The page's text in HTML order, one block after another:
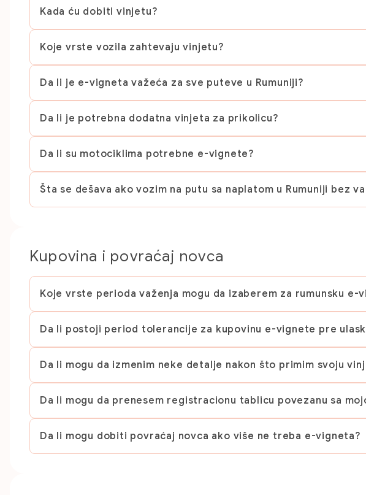
Kada ću dobiti vinjetu?
Koje vrste vozila zahtevaju vinjetu?
Da li je e-vigneta važeća za sve puteve u Rumuniji?
Da li je potrebna dodatna vinjeta za prikolicu?
Da li su motociklima potrebne e-vignete?
Šta se dešava ako vozim na putu sa naplatom u Rumuniji bez
Kupovina i povraćaj novca
Koje vrste perioda važenja mogu da izaberem za rumunsku e-
Da li postoji period tolerancije za kupovinu e-vignete pre
Da li mogu da izmenim neke detalje nakon što primim svoju
Da li mogu da prenesem registracionu tablicu povezanu sa
Da li mogu dobiti povraćaj novca ako više ne treba e-vigneta?